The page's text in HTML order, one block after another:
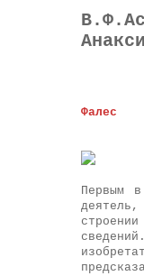
Фалес
Первым